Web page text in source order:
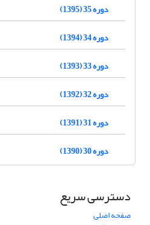
دوره 35 (1395)
دوره 34 (1394)
دوره 33 (1393)
دوره 32 (1392)
دوره 31 (1391)
دوره 30 (1390)
دسترسی سریع
صفحه اصلی